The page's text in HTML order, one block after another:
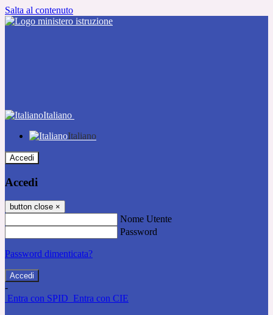
Salta al contenuto
Italiano
Italiano
Accedi
Accedi
button close ×
Nome Utente
Password
Password dimenticata?
-
Entra con SPID Entra con CIE